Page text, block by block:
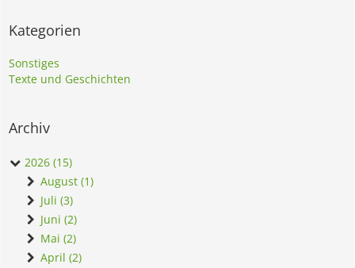
Kategorien
Sonstiges
Texte und Geschichten
Archiv
2026 (15)
August (1)
Juli (3)
Juni (2)
Mai (2)
April (2)